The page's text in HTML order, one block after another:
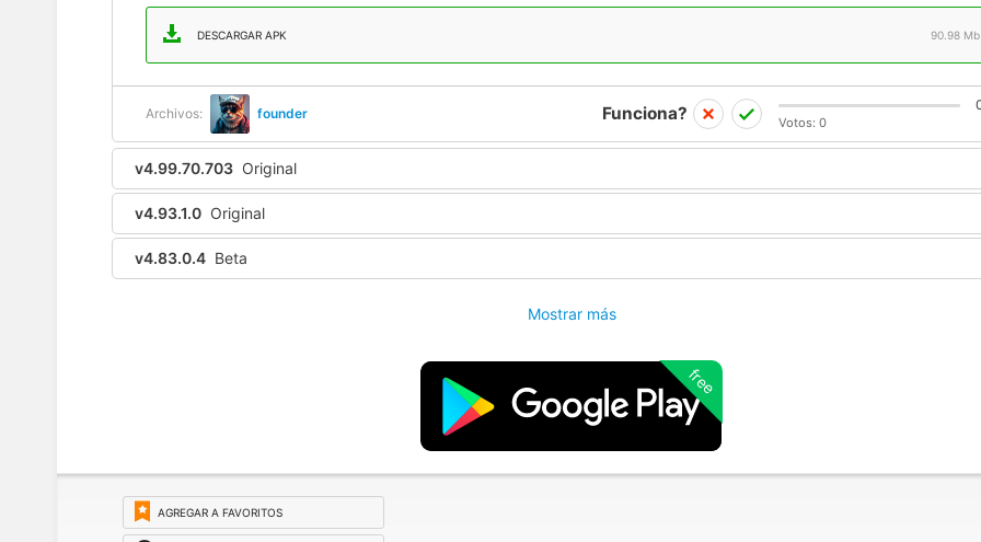
DESCARGAR APK 90.98 Mb
Archivos: founder Funciona? Votos: 0
v4.99.70.703 Original
v4.93.1.0 Original
v4.83.0.4 Beta
Mostrar más
free
AGREGAR A FAVORITOS